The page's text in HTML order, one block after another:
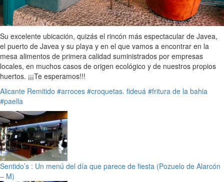
Su excelente ubicación, quizás el rincón más espectacular de Javea,
el puerto de Javea y su playa y en el que vamos a encontrar en la
mesa alimentos de primera calidad suministrados por empresas
locales, en muchos casos de origen ecológico y de nuestros propios
huertos. ¡¡¡Te esperamos!!!
Alicante Remitido #arroces #croquetas. fideuá #fritura de la bahia
#paella
Sentido’s : Un menú del día que parece de fiesta (Pozuelo de Alarcón
– M)